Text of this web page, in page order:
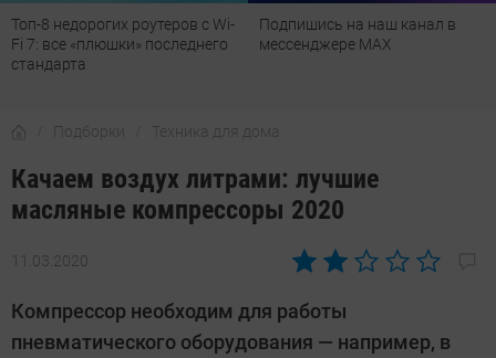
Подпишись на наш канал в
мессенджере МАХ
Рейтинг телевизоров 2026:
лучшие модели для
Подборки Техника для дома
Качаем воздух литрами: лучшие
масляные компрессоры 2020
11.03.2020
Автор:
Компрессор необходим для работы
пневматического оборудования — например, в